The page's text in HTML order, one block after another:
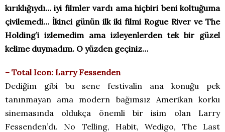
kırıklığıydı… iyi filmler vardı ama hiçbiri beni koltuğuma
çivilemedi… İkinci günün ilk iki filmi Rogue River ve The
Holding’i izlemedim ama izleyenlerden tek bir güzel
kelime duymadım. O yüzden geçiniz…
– Total Icon: Larry Fessenden
Dediğim gibi bu sene festivalin ana konuğu pek
tanınmayan ama modern bağımsız Amerikan korku
sinemasında oldukça önemli bir isim olan Larry
Fessenden’dı. No Telling, Habit, Wedigo, The Last